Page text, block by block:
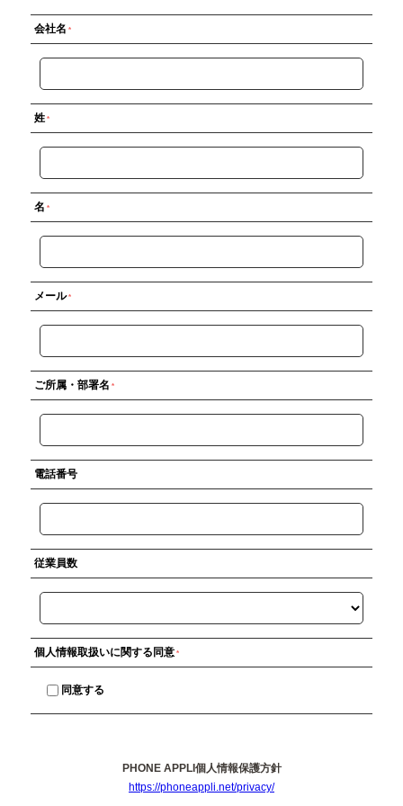
会社名
姓
名
メール
ご所属・部署名
電話番号
従業員数
個人情報取扱いに関する同意
同意する
PHONE APPLI個人情報保護方針
https://phoneappli.net/privacy/